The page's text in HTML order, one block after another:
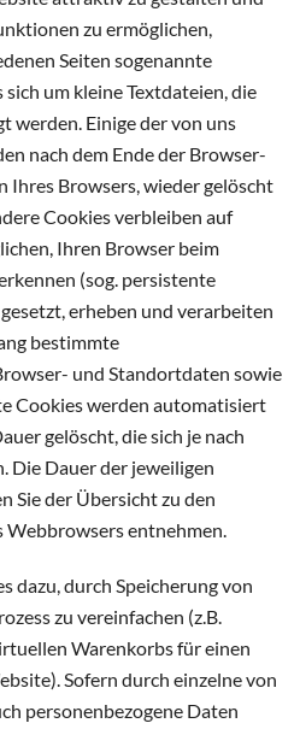
zu ermöglichen,
Seiten sogenannte
um kleine Textdateien, die
werden. Einige der von uns
nach dem Ende der Browser-
Ihres Browsers, wieder gelöscht
Cookies verbleiben auf
Ihren Browser beim
(sog. persistente
erheben und verarbeiten
bestimmte
und Standortdaten sowie
Cookies werden automatisiert
gelöscht, die sich je nach
Die Dauer der jeweiligen
Sie der Übersicht zu den
entnehmen.
dazu, durch Speicherung von
zu vereinfachen (z.B.
Warenkorbs für einen
Sofern durch einzelne von
personenbezogene Daten